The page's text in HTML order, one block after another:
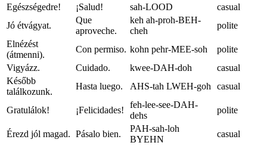
Egészségedre!
¡Salud! sah-LOOD
casual
Jó étvágyat.
Que
aproveche.
keh ah-proh-BEH-
cheh
polite
Elnézést
(átmenni).
Con permiso. kohn pehr-MEE-soh
polite
Vigyázz.
Cuidado. kwee-DAH-doh
casual
Később
találkozunk.
Hasta luego. AHS-tah LWEH-goh casual
Gratulálok! ¡Felicidades!
feh-lee-see-DAH-
dehs
polite
Érezd jól magad. Pásalo bien.
PAH-sah-loh
BYEHN
casual